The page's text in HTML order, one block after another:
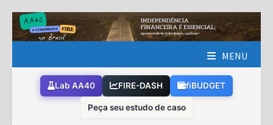
Skip
to
MENU
Lab AA40 FIRE-DASH fiBUDGET
Peça seu estudo de caso